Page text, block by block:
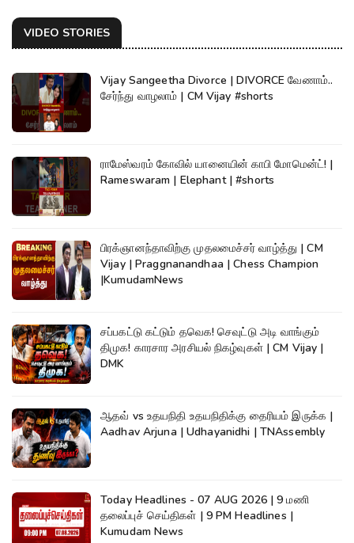
VIDEO STORIES
Vijay Sangeetha Divorce | DIVORCE வேணாம்..
சேர்ந்து வாழலாம் | CM Vijay #shorts
ராமேஸ்வரம் கோவில் யானையின் காபி மோமென்ட்! |
Rameswaram | Elephant | #shorts
பிரக்ஞானந்தாவிற்கு முதலமைச்சர் வாழ்த்து | CM
Vijay | Praggnanandhaa | Chess Champion
|KumudamNews
சப்பகட்டு கட்டும் தவெக! செவுட்டு அடி வாங்கும்
திமுக! காரசார அரசியல் நிகழ்வுகள் | CM Vijay |
DMK
ஆதவ் vs உதயநிதி உதயநிதிக்கு தைரியம் இருக்க |
Aadhav Arjuna | Udhayanidhi | TNAssembly
Today Headlines - 07 AUG 2026 | 9 மணி
தலைப்புச் செய்திகள் | 9 PM Headlines |
Kumudam News